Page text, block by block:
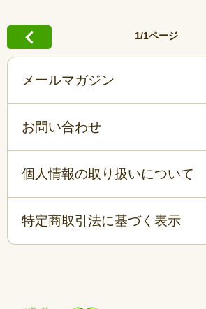
1/1ページ
メールマガジン
お問い合わせ
個人情報の取り扱いについて
特定商取引法に基づく表示